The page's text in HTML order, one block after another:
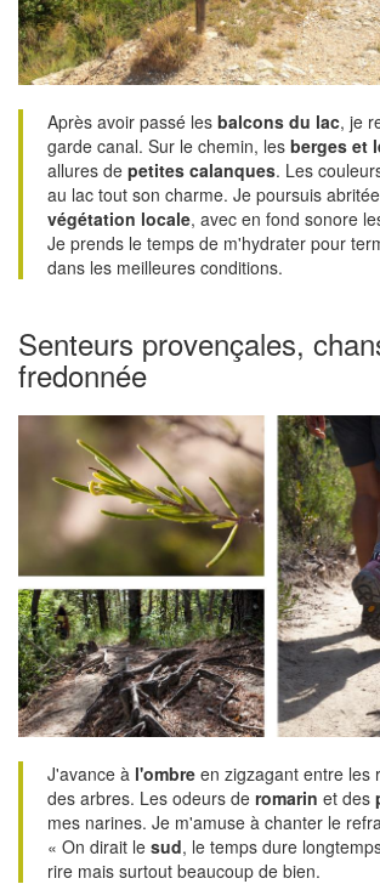
Après avoir passé les balcons du lac, je
garde canal. Sur le chemin, les berges et
allures de petites calanques. Les
au lac tout son charme. Je poursuis
végétation locale, avec en fond sonore
Je prends le temps de m'hydrater pour
dans les meilleures conditions.
Senteurs provençales,
fredonnée
J'avance à l'ombre en zigzagant entre les
des arbres. Les odeurs de romarin et des
mes narines. Je m'amuse à chanter le
« On dirait le sud, le temps dure
rire mais surtout beaucoup de bien.